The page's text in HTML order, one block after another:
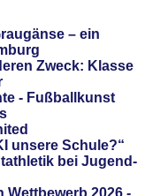
– ein
Zweck: Klasse
- Fußballkunst
unsere Schule?“
bei Jugend-
Wettbewerb 2026 -